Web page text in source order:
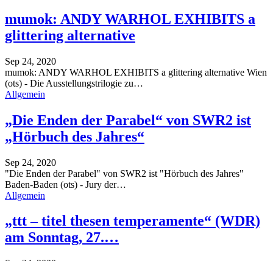
mumok: ANDY WARHOL EXHIBITS a
glittering alternative
Sep 24, 2020
mumok: ANDY WARHOL EXHIBITS a glittering alternative Wien
(ots) - Die Ausstellungstrilogie zu…
Allgemein
„Die Enden der Parabel“ von SWR2 ist
„Hörbuch des Jahres“
Sep 24, 2020
"Die Enden der Parabel" von SWR2 ist "Hörbuch des Jahres"
Baden-Baden (ots) - Jury der…
Allgemein
„ttt – titel thesen temperamente“ (WDR)
am Sonntag, 27.…